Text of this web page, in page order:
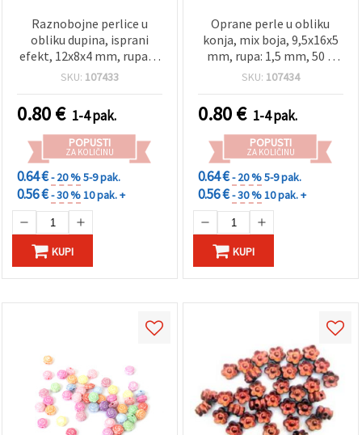
Raznobojne perlice u
obliku dupina, isprani
efekt, 12x8x4 mm, rupa: 1
mm, 50 g (~340 kom)
SKU: 107433
0.80€ 1-4 pak.
POPUSTI
ZA KOLIČINU
0.64 €- 20 %5-9 pak.
0.56 €- 30 %10 pak. +
KUPI
Oprane perle u obliku
konja, mix boja, 9,5x16x5
mm, rupa: 1,5 mm, 50 g
(~120 kom)
SKU: 107434
0.80€ 1-4 pak.
POPUSTI
ZA KOLIČINU
0.64 €- 20 %5-9 pak.
0.56 €- 30 %10 pak. +
KUPI